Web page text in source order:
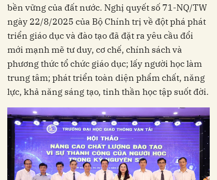
bền vững của đất nước. Nghị quyết số 71-NQ/TW
ngày 22/8/2025 của Bộ Chính trị về đột phá phát
triển giáo dục và đào tạo đã đặt ra yêu cầu đổi
mới mạnh mẽ tư duy, cơ chế, chính sách và
phương thức tổ chức giáo dục; lấy người học làm
trung tâm; phát triển toàn diện phẩm chất, năng
lực, khả năng sáng tạo, tinh thần học tập suốt đời.